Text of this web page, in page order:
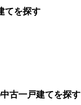
てを探す
古一戸建てを探す